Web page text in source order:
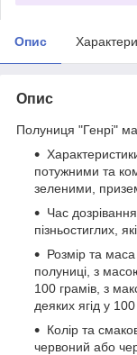
Опис
Опис
Полуниця "Генрі"
потужними та
зеленими,
Час
пізньостиглих,
Розмір та
полуниці, з
100 грамів, з
деяких ягід у 100
Колір та
червоний або